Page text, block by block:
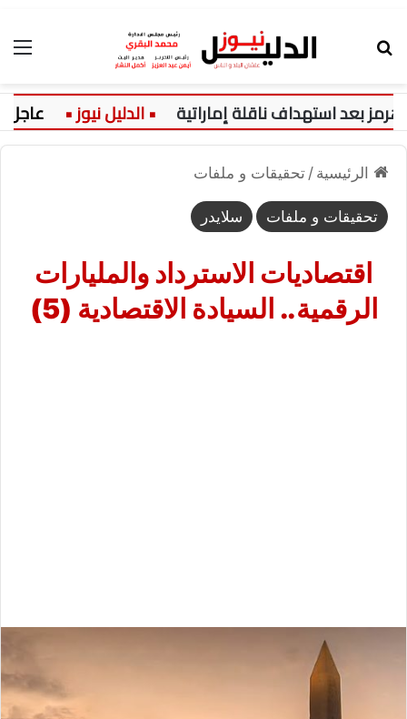
ناقلة إماراتية عاجل: تعرف
الرئيسية / تحقيقات و ملفات
تحقيقات و ملفات سلايدر
اقتصاديات الاسترداد والمليارات
الرقمية.. السيادة الاقتصادية (5)